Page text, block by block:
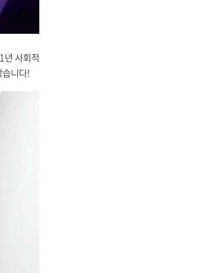
년 사회적
니다!